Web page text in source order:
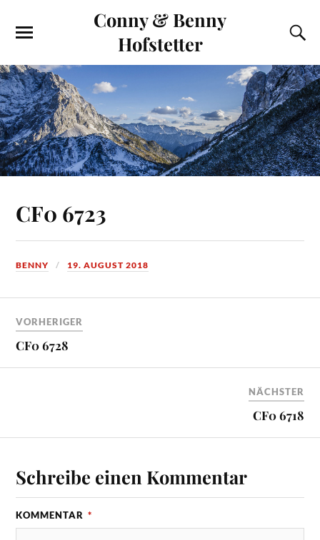
Conny & Benny
Hofstetter
CF0 6723
BENNY 19. AUGUST 2018
VORHERIGER
CF0 6728
NÄCHSTER
CF0 6718
Schreibe einen Kommentar
KOMMENTAR *